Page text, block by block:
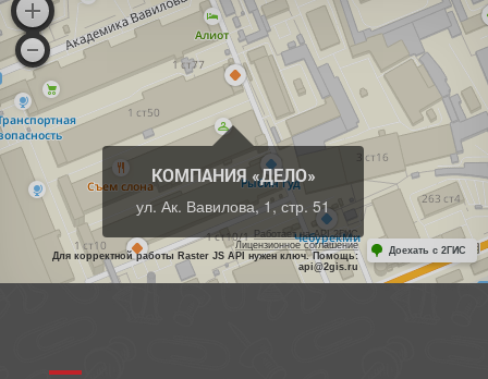
КОМПАНИЯ «ДЕЛО»
ул. Ак. Вавилова, 1, стр. 51
Работает на API 2ГИС
Лицензионное соглашение
Для корректной работы Raster JS API нужен ключ. Помощь:
api@2gis.ru
Доехать с 2ГИС